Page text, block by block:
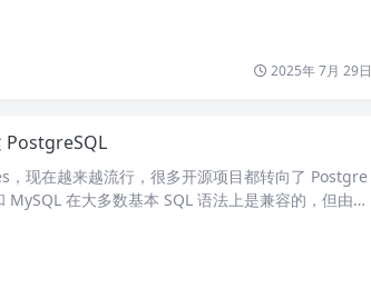
2025年 7月 29日
PostgreSQL
，现在越来越流行，很多开源项目都转向了 Postgre
MySQL 在大多数基本 SQL 语法上是兼容的，但由于